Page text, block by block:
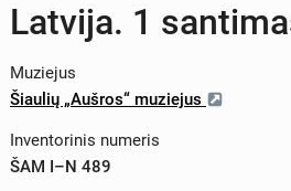
Latvija. 1
Muziejus
Šiaulių „Aušros“ muziejus
Inventorinis numeris
ŠAM I–N 489